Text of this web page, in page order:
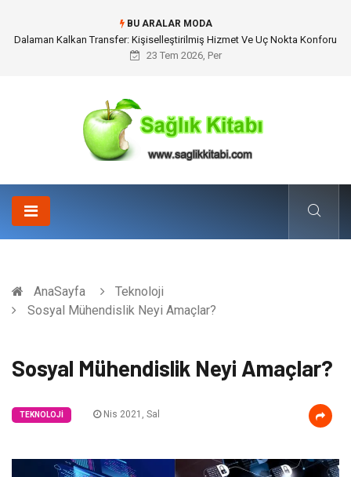
BU ARALAR MODA
Skoda Yedek Parça Tercihinde Mühendislik Uyumu ve Sürüş Konforu
23 Tem 2026, Per
AnaSayfa
Teknoloji
Sosyal Mühendislik Neyi Amaçlar?
Sosyal Mühendislik Neyi Amaçlar?
TEKNOLOJI Nis 2021, Sal